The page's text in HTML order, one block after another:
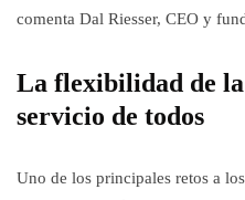
comenta Dal Riesser, CEO y
La flexibilidad de
servicio de todos
Uno de los principales retos a